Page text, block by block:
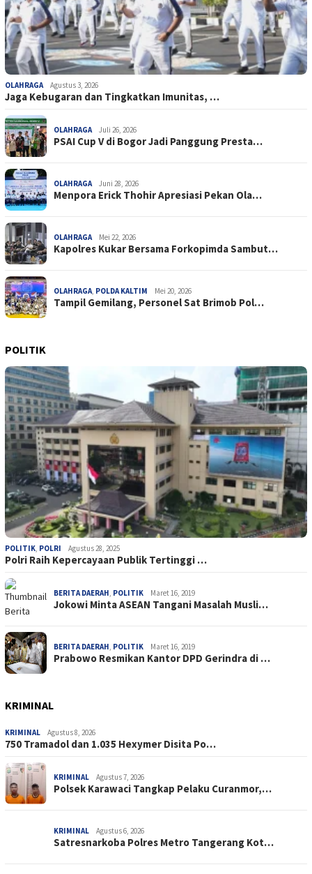
OLAHRAGA Agustus 3, 2026
Jaga Kebugaran dan Tingkatkan Imunitas, …
OLAHRAGA Juli 26, 2026
PSAI Cup V di Bogor Jadi Panggung Presta…
OLAHRAGA Juni 28, 2026
Menpora Erick Thohir Apresiasi Pekan Ola…
OLAHRAGA Mei 22, 2026
Kapolres Kukar Bersama Forkopimda Sambut…
OLAHRAGA, POLDA KALTIM Mei 20, 2026
Tampil Gemilang, Personel Sat Brimob Pol…
POLITIK
POLITIK, POLRI Agustus 28, 2025
Polri Raih Kepercayaan Publik Tertinggi …
BERITA DAERAH, POLITIK Maret 16, 2019
Jokowi Minta ASEAN Tangani Masalah Musli…
BERITA DAERAH, POLITIK Maret 16, 2019
Prabowo Resmikan Kantor DPD Gerindra di …
KRIMINAL
KRIMINAL Agustus 8, 2026
750 Tramadol dan 1.035 Hexymer Disita Po…
KRIMINAL Agustus 7, 2026
Polsek Karawaci Tangkap Pelaku Curanmor,…
KRIMINAL Agustus 6, 2026
Satresnarkoba Polres Metro Tangerang Kot…